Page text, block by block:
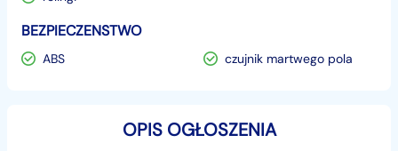
BEZPIECZENSTWO
ABS czujnik martwego pola
OPIS OGŁOSZENIA